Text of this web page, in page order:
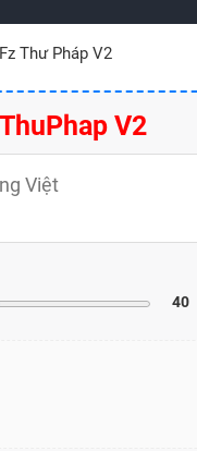
Thư Pháp V2
V2
40